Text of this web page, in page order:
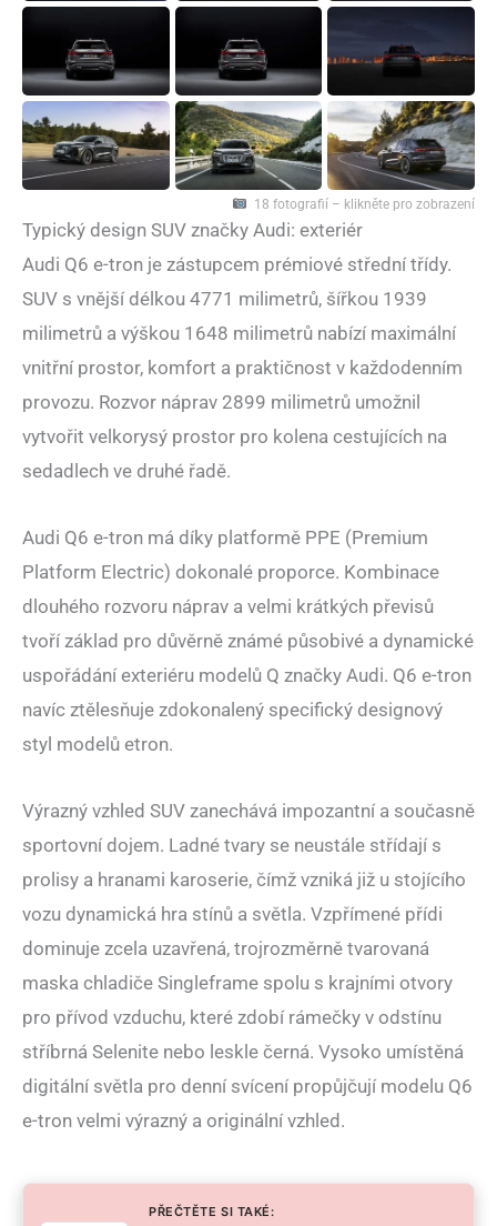
18 fotografií – klikněte pro zobrazení
Typický design SUV značky Audi: exteriér
Audi Q6 e-tron je zástupcem prémiové střední třídy.
SUV s vnější délkou 4771 milimetrů, šířkou 1939
milimetrů a výškou 1648 milimetrů nabízí maximální
vnitřní prostor, komfort a praktičnost v každodenním
provozu. Rozvor náprav 2899 milimetrů umožnil
vytvořit velkorysý prostor pro kolena cestujících na
sedadlech ve druhé řadě.
Audi Q6 e-tron má díky platformě PPE (Premium
Platform Electric) dokonalé proporce. Kombinace
dlouhého rozvoru náprav a velmi krátkých převisů
tvoří základ pro důvěrně známé působivé a dynamické
uspořádání exteriéru modelů Q značky Audi. Q6 e-tron
navíc ztělesňuje zdokonalený specifický designový
styl modelů etron.
Výrazný vzhled SUV zanechává impozantní a současně
sportovní dojem. Ladné tvary se neustále střídají s
prolisy a hranami karoserie, čímž vzniká již u stojícího
vozu dynamická hra stínů a světla. Vzpřímené přídi
dominuje zcela uzavřená, trojrozměrně tvarovaná
maska chladiče Singleframe spolu s krajními otvory
pro přívod vzduchu, které zdobí rámečky v odstínu
stříbrná Selenite nebo leskle černá. Vysoko umístěná
digitální světla pro denní svícení propůjčují modelu Q6
e-tron velmi výrazný a originální vzhled.
PŘEČTĚTE SI TAKÉ: